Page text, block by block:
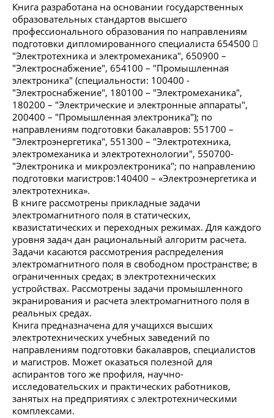
Книга разработана на основании государственных
образовательных стандартов высшего
профессионального образования по направлениям
подготовки дипломированного специалиста 654500 
"Электротехника и электромеханика", 650900 –
"Электроснабжение", 654100 – "Промышленная
электроника" (специальности: 100400 -
"Электроснабжение", 180100 – "Электромеханика",
180200 – "Электрические и электронные аппараты",
200400 – "Промышленная электроника"); по
направлениям подготовки бакалавров: 551700 –
"Электроэнергетика", 551300 – "Электротехника,
электромеханика и электротехнологии", 550700-
"Электроника и микроэлектроника"; по направлению
подготовки магистров:140400 – «Электроэнергетика и
электротехника».
В книге рассмотрены прикладные задачи
электромагнитного поля в статических,
квазистатических и переходных режимах. Для каждого
уровня задач дан рациональный алгоритм расчета.
Задачи касаются рассмотрения распределения
электромагнитного поля в свободном пространстве; в
ограниченных средах; в электротехнических
устройствах. Рассмотрены задачи промышленного
экранирования и расчета электромагнитного поля в
реальных средах.
Книга предназначена для учащихся высших
электротехнических учебных заведений по
направлениям подготовки бакалавров, специалистов
и магистров. Может оказаться полезной для
аспирантов того же профиля, научно-
исследовательских и практических работников,
занятых на предприятиях с электротехническими
комплексами.